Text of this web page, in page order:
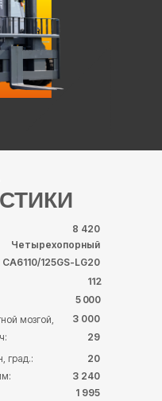
8 420
5 000
СА6110/125GS-LG20
Четырехопорный
112
мозгой,
29
3 000
1 995
3 240
град.: 20